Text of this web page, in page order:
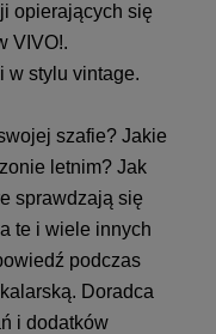
opierających się
VIVO!.
w stylu vintage.
szafie? Jakie
letnim? Jak
sprawdzają się
te i wiele innych
podczas
Doradca
i dodatków